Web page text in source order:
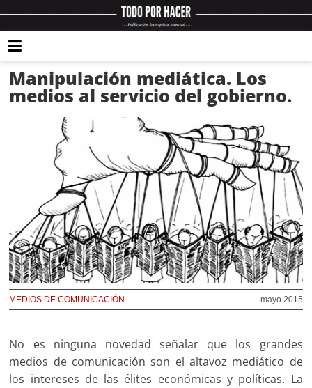
Manipulación mediática. Los
medios al servicio del gobierno.
mayo 2015
MEDIOS DE COMUNICACIÓN
No es ninguna novedad señalar que los grandes
medios de comunicación son el altavoz mediático de
los intereses de las élites económicas y políticas. La